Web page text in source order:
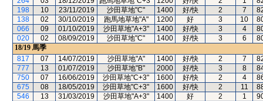
198
10 23/11/2019 沙田草地"C" 1400 好/快 2 7
138
02 30/10/2019 跑馬地草地"A" 1200 好 3 10
066
09 01/10/2019 沙田草地"A+3" 1400 好/快 3 4
020
02 08/09/2019 沙田草地"C" 1400 好/快 3 6
18/19 馬季
817
07 14/07/2019 沙田草地"A" 1400 好/快 2 7
777
13 01/07/2019 沙田草地"B" 2000 好/快 3 8
750
07 16/06/2019 沙田草地"C+3" 1600 好/快 2 4
675
08 18/05/2019 沙田草地"C+3" 1600 好/快 2 11
546
13 31/03/2019 沙田草地"A+3" 1400 好 2 1